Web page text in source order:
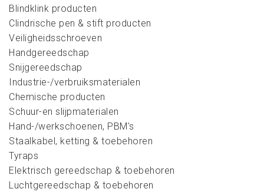
Blindklink producten
Clindrische pen & stift producten
Veiligheidsschroeven
Handgereedschap
Snijgereedschap
Industrie-/verbruiksmaterialen
Chemische producten
Schuur-en slijpmaterialen
Hand-/werkschoenen, PBM's
Staalkabel, ketting & toebehoren
Tyraps
Elektrisch gereedschap & toebehoren
Luchtgereedschap & toebehoren